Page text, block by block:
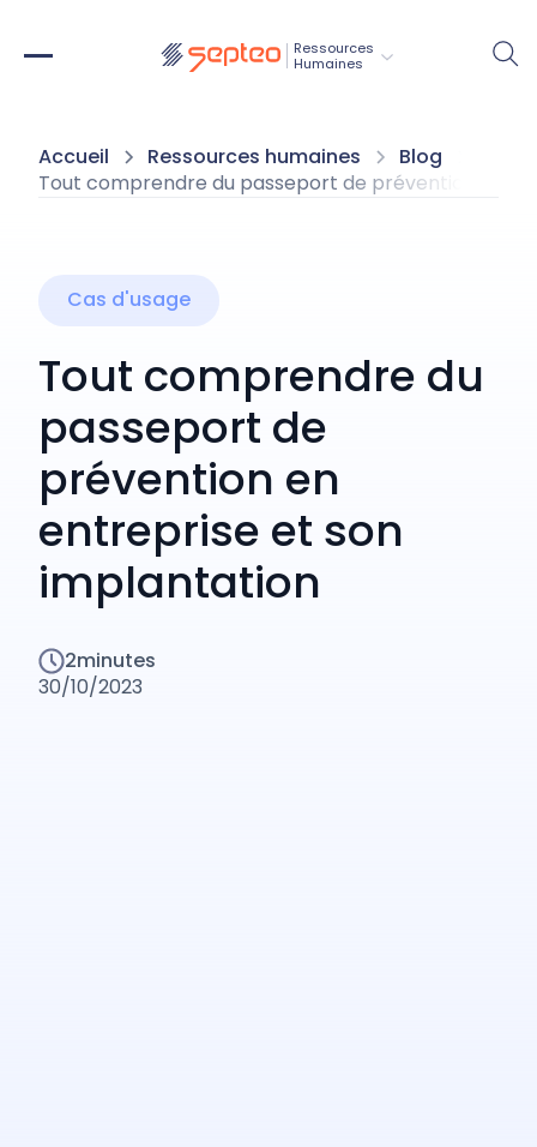
Ressources
Humaines
Accueil Ressources humaines
Blog
Tout comprendre du passeport de prévention en
Cas d'usage
Tout comprendre du
passeport de
prévention en
entreprise et son
implantation
2minutes
30/10/2023